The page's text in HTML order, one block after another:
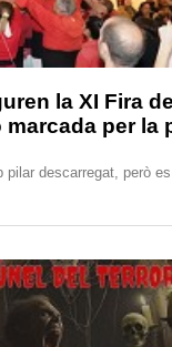
la XI Fira
marcada per la
pilar descarregat, però